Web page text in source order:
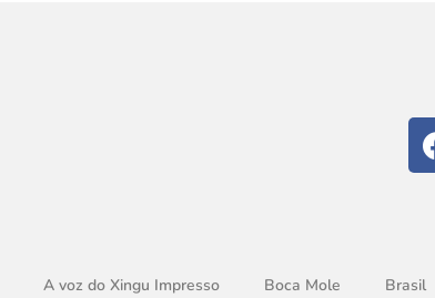
A voz do Xingu Impresso Boca Mole Brasil